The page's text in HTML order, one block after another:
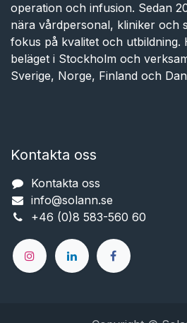
operation och infusion. Sedan
nära vårdpersonal, kliniker och
fokus på kvalitet och
beläget i Stockholm och
Sverige, Norge, Finland och
Kontakta oss
Kontakta oss
info@solann.se​​​​​​
+46 (0)8 583-560 60